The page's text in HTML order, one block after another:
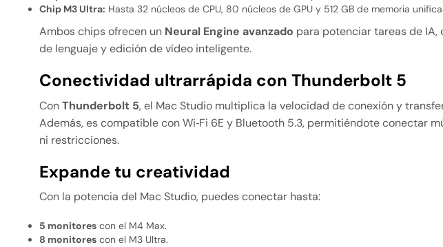
Chip M3 Ultra: Hasta 32 núcleos de CPU, 80 núcleos de GPU y 512 GB de memoria
Ambos chips ofrecen un Neural Engine avanzado para potenciar tareas de
de lenguaje y edición de vídeo inteligente.
Conectividad ultrarrápida con Thunderbolt 5
ConThunderbolt 5, el Mac Studio multiplica la velocidad de conexión y
Además, es compatible con Wi‑Fi 6E y Bluetooth 5.3, permitiéndote conectar
ni restricciones.
Expande tu creatividad
Con la potencia del Mac Studio, puedes conectar hasta:
5 monitores con el M4 Max.
8 monitores con el M3 Ultra.